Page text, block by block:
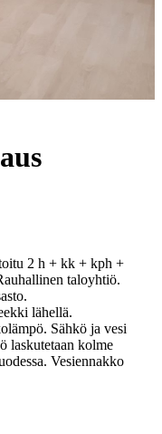
2 h + kk + kph +
taloyhtiö.
lähellä.
Sähkö ja vesi
laskutetaan kolme
Vesiennakko